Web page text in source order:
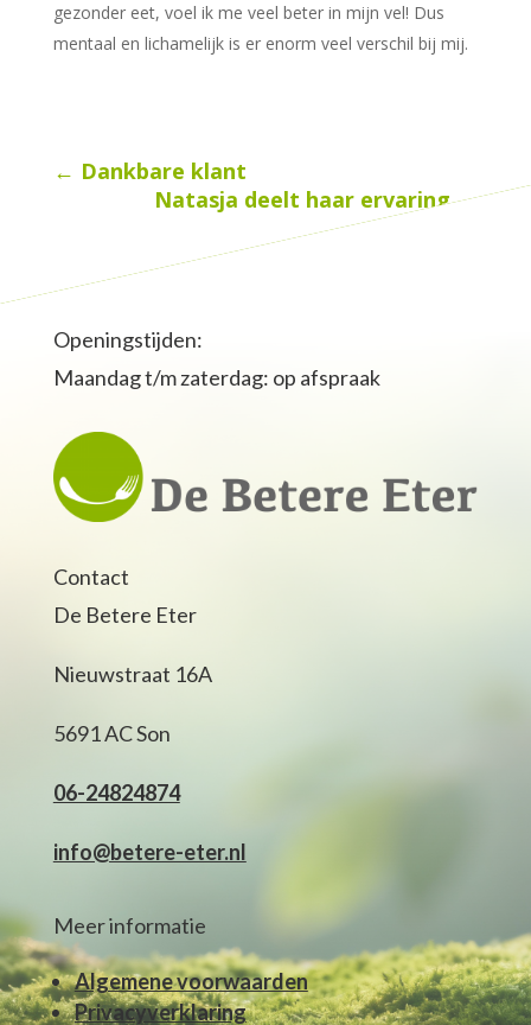
gezonder eet, voel ik me veel beter in mijn vel! Dus
mentaal en lichamelijk is er enorm veel verschil bij mij.
← Dankbare klant
Natasja deelt haar ervaring→
Openingstijden:
Maandag t/m zaterdag: op afspraak
Contact
De Betere Eter
Nieuwstraat 16A
5691 AC Son
06-24824874
info@betere-eter.nl
Meer informatie
Algemene voorwaarden
Privacyverklaring